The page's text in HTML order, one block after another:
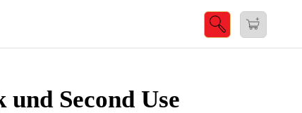
Second Use